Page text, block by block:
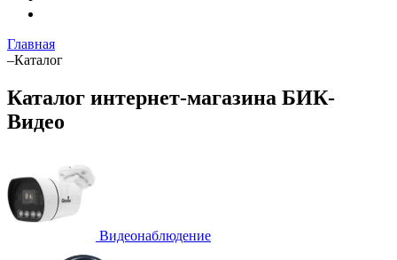
Главная
–Каталог
Каталог интернет-магазина БИК-
Видео
Видеонаблюдение